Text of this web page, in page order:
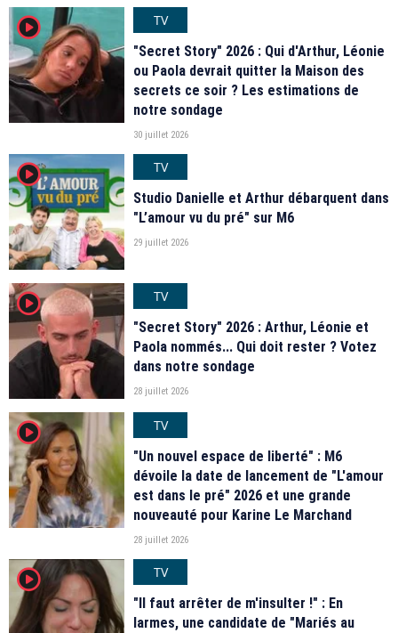
player2
TV
"Secret Story" 2026 : Qui d'Arthur, Léonie
ou Paola devrait quitter la Maison des
secrets ce soir ? Les estimations de
notre sondage
30 juillet 2026
player2
TV
Studio Danielle et Arthur débarquent dans
"L’amour vu du pré" sur M6
29 juillet 2026
player2
TV
"Secret Story" 2026 : Arthur, Léonie et
Paola nommés... Qui doit rester ? Votez
dans notre sondage
28 juillet 2026
player2
TV
"Un nouvel espace de liberté" : M6
dévoile la date de lancement de "L'amour
est dans le pré" 2026 et une grande
nouveauté pour Karine Le Marchand
28 juillet 2026
player2
TV
"Il faut arrêter de m'insulter !" : En
larmes, une candidate de "Mariés au